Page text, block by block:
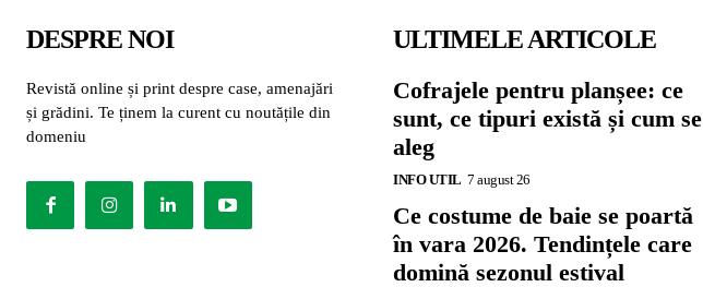
DESPRE NOI
Revistă online și print despre case, amenajări
și grădini. Te ținem la curent cu noutățile din
domeniu
ULTIMELE ARTICOLE
Cofrajele pentru planșee: ce
sunt, ce tipuri există și cum se
aleg
INFO UTIL 7 august 26
Ce costume de baie se poartă
în vara 2026. Tendințele care
domină sezonul estival